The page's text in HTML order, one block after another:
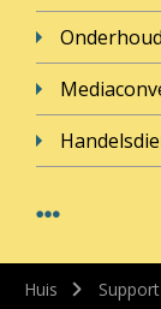
Huis